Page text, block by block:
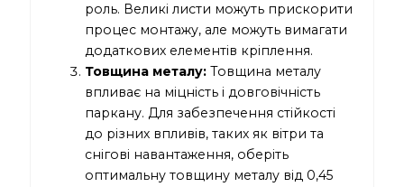
роль. Великі листи можуть прискорити
процес монтажу, але можуть вимагати
додаткових елементів кріплення.
Товщина металу: Товщина металу
впливає на міцність і довговічність
паркану. Для забезпечення стійкості
до різних впливів, таких як вітри та
снігові навантаження, оберіть
оптимальну товщину металу від 0,45